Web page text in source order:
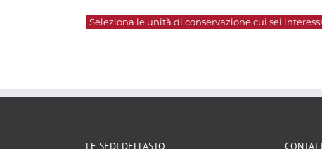
Seleziona le unità di conservazione cui sei
LE SEDI DELL’ASTO